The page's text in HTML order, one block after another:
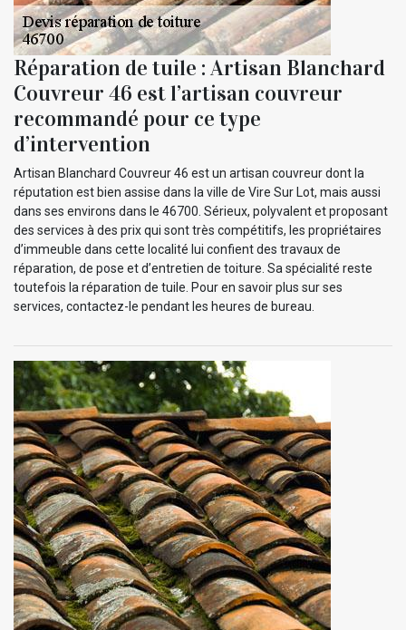
Réparation de tuile : Artisan Blanchard
Couvreur 46 est l’artisan couvreur
recommandé pour ce type
d’intervention
Artisan Blanchard Couvreur 46 est un artisan couvreur dont la
réputation est bien assise dans la ville de Vire Sur Lot, mais aussi
dans ses environs dans le 46700. Sérieux, polyvalent et proposant
des services à des prix qui sont très compétitifs, les propriétaires
d’immeuble dans cette localité lui confient des travaux de
réparation, de pose et d’entretien de toiture. Sa spécialité reste
toutefois la réparation de tuile. Pour en savoir plus sur ses
services, contactez-le pendant les heures de bureau.